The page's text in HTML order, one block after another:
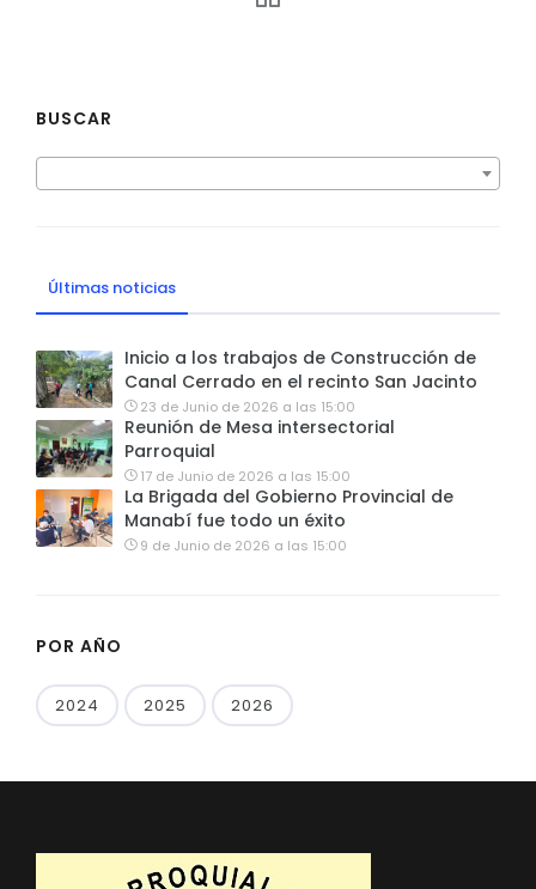
BUSCAR
Últimas noticias
Inicio a los trabajos de Construcción de
Canal Cerrado en el recinto San Jacinto
23 de Junio de 2026 a las 15:00
Reunión de Mesa intersectorial
Parroquial
17 de Junio de 2026 a las 15:00
La Brigada del Gobierno Provincial de
Manabí fue todo un éxito
9 de Junio de 2026 a las 15:00
POR AÑO
2024 2025 2026